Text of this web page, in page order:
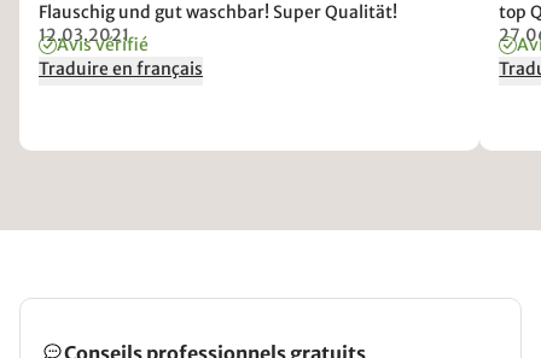
Flauschig und gut waschbar! Super Qualität!
12.03.2021
Avis vérifié
Traduire en français
top
Conseils professionnels gratuits